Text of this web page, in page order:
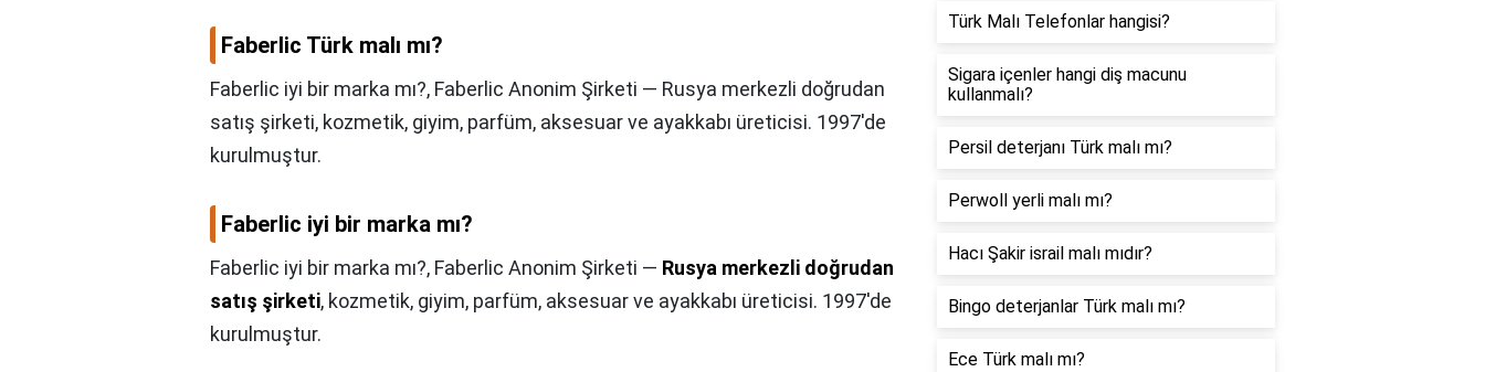
Faberlic Türk malı mı?
Faberlic iyi bir marka mı?, Faberlic Anonim Şirketi — Rusya merkezli doğrudan
satış şirketi, kozmetik, giyim, parfüm, aksesuar ve ayakkabı üreticisi. 1997'de
kurulmuştur.
Faberlic iyi bir marka mı?
Faberlic iyi bir marka mı?, Faberlic Anonim Şirketi — Rusya merkezli doğrudan
satış şirketi, kozmetik, giyim, parfüm, aksesuar ve ayakkabı üreticisi. 1997'de
kurulmuştur.
Türk Malı Telefonlar hangisi?
Sigara içenler hangi diş macunu
kullanmalı?
Persil deterjanı Türk malı mı?
Perwoll yerli malı mı?
Hacı Şakir israil malı mıdır?
Bingo deterjanlar Türk malı mı?
Ece Türk malı mı?